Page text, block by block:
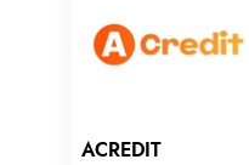
ACREDIT